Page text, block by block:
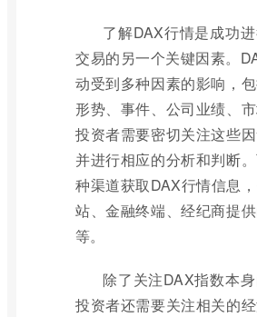
了解DAX行情是成功
交易的另一个关键因素。
动受到多种因素的影响，
形势、事件、公司业绩、市
投资者需要密切关注这些因
并进行相应的分析和判断
种渠道获取DAX行情信息
站、金融终端、经纪商提
等。
除了关注DAX指数本身
投资者还需要关注相关的